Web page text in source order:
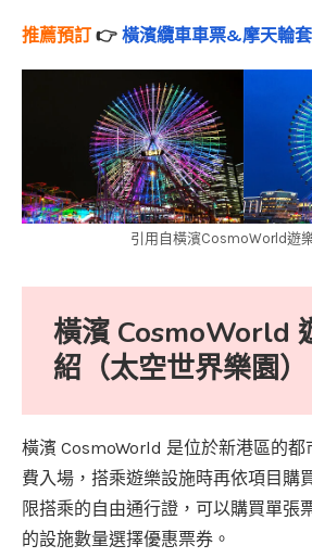
推薦預訂 👉 橫濱纜車車票&摩天輪
引用自橫濱CosmoWorld遊
橫濱 CosmoWorld
紹（太空世界樂園）
橫濱 CosmoWorld 是位於新港區的
費入場，搭乘遊樂設施時再依項目購
限搭乘的自由通行證，可以購買單張
的設施數量選擇優惠票券。